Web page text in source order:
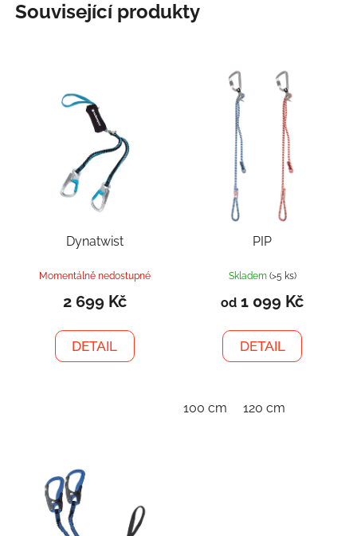
Související produkty
Dynatwist
Momentálně nedostupné
2 699 Kč
DETAIL
PIP
Skladem (>5 ks)
od 1 099 Kč
DETAIL
100 cm 120 cm